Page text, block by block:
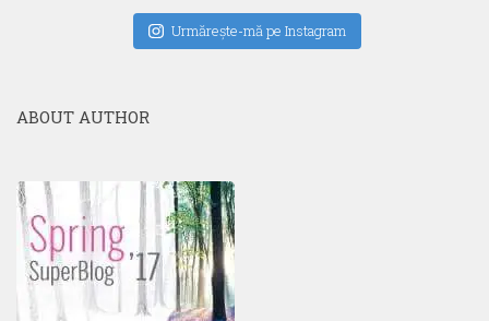
Urmăreşte-mă pe Instagram
ABOUT AUTHOR